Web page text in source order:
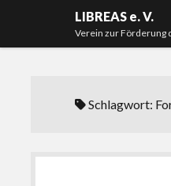
LIBREAS e. V.
Verein zur Förderung
Schlagwort: